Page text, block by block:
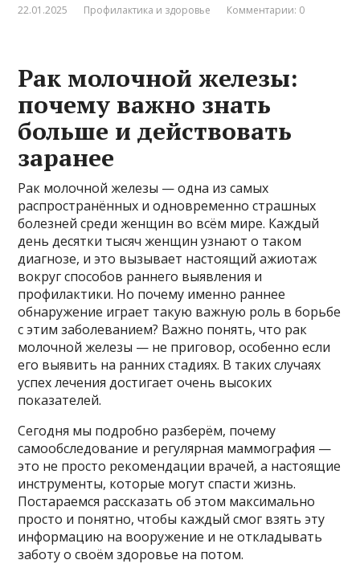
22.01.2025 Профилактика и здоровье Комментарии: 0
Рак молочной железы:
почему важно знать
больше и действовать
заранее
Рак молочной железы — одна из самых
распространённых и одновременно страшных
болезней среди женщин во всём мире. Каждый
день десятки тысяч женщин узнают о таком
диагнозе, и это вызывает настоящий ажиотаж
вокруг способов раннего выявления и
профилактики. Но почему именно раннее
обнаружение играет такую важную роль в борьбе
с этим заболеванием? Важно понять, что рак
молочной железы — не приговор, особенно если
его выявить на ранних стадиях. В таких случаях
успех лечения достигает очень высоких
показателей.
Сегодня мы подробно разберём, почему
самообследование и регулярная маммография —
это не просто рекомендации врачей, а настоящие
инструменты, которые могут спасти жизнь.
Постараемся рассказать об этом максимально
просто и понятно, чтобы каждый смог взять эту
информацию на вооружение и не откладывать
заботу о своём здоровье на потом.